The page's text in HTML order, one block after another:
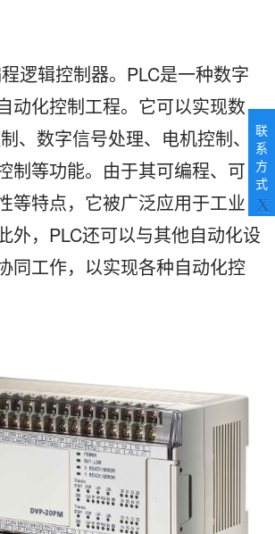
逻辑控制器。PLC是一种数字
动化控制工程。它可以实现数
、数字信号处理、电机控制、
制等功能。由于其可编程、可
等特点，它被广泛应用于工业
外，PLC还可以与其他自动化设
同工作，以实现各种自动化控
联
系
方
式
X